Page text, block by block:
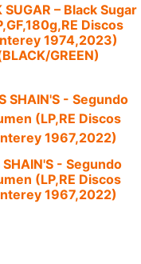
SUGAR – Black Sugar
Discos
1974,2023)
GREEN)
SHAIN'S - Segundo
(LP,RE Discos
1967,2022)